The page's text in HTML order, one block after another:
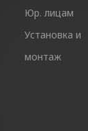
Юр. лицам
Установка и
монтаж